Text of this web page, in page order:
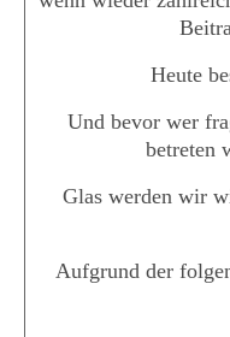
Heute
Und bevor wer
betreten
Glas werden wir
Aufgrund der